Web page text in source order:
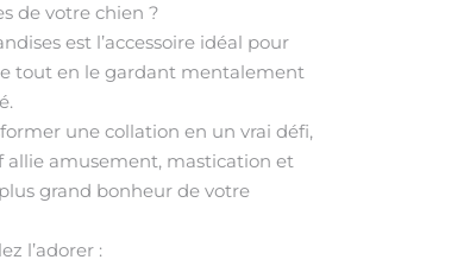
de votre chien ?
est l’accessoire idéal pour
tout en le gardant mentalement
une collation en un vrai défi,
allie amusement, mastication et
grand bonheur de votre
l’adorer :